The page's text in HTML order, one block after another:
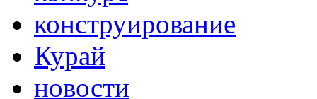
конструирование
Курай
новости